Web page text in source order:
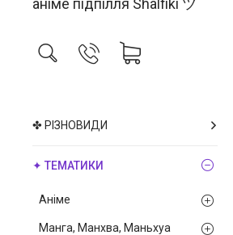
аніме підпілля Shalfiki ツ
✤ РІЗНОВИДИ
✦ ТЕМАТИКИ
Аніме
Манга, Манхва, Маньхуа